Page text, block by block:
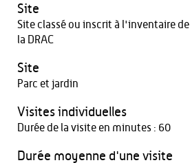
Site
Site classé ou inscrit à l'inventaire de
la DRAC
Site
Parc et jardin
Visites individuelles
Durée de la visite en minutes : 60
Durée moyenne d'une visite